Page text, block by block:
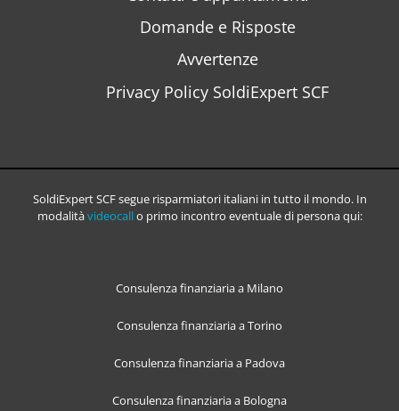
Domande e Risposte
Avvertenze
Privacy Policy SoldiExpert SCF
SoldiExpert SCF segue risparmiatori italiani in tutto il mondo. In
modalitàvideocallo primo incontro eventuale di persona qui:
Consulenza finanziaria a Milano
Consulenza finanziaria a Torino
Consulenza finanziaria a Padova
Consulenza finanziaria a Bologna